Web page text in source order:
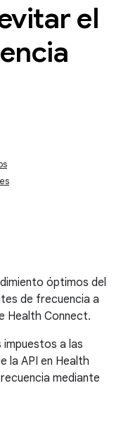
el
óptimos del
de frecuencia a
Health Connect.
impuestos a las
la API en Health
mediante